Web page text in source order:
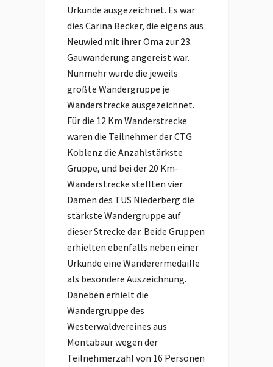
Urkunde ausgezeichnet. Es war
dies Carina Becker, die eigens aus
Neuwied mit ihrer Oma zur 23.
Gauwanderung angereist war.
Nunmehr wurde die jeweils
größte Wandergruppe je
Wanderstrecke ausgezeichnet.
Für die 12 Km Wanderstrecke
waren die Teilnehmer der CTG
Koblenz die Anzahlstärkste
Gruppe, und bei der 20 Km-
Wanderstrecke stellten vier
Damen des TUS Niederberg die
stärkste Wandergruppe auf
dieser Strecke dar. Beide Gruppen
erhielten ebenfalls neben einer
Urkunde eine Wanderermedaille
als besondere Auszeichnung.
Daneben erhielt die
Wandergruppe des
Westerwaldvereines aus
Montabaur wegen der
Teilnehmerzahl von 16 Personen